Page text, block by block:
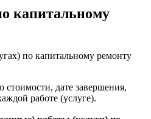
капитальному
по капитальному ремонту
стоимости, дате завершения,
работе (услуге).